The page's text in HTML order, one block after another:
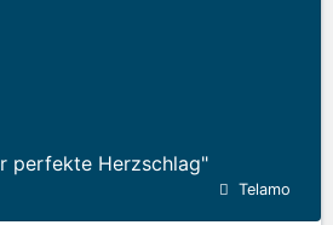
perfekte Herzschlag"
Telamo